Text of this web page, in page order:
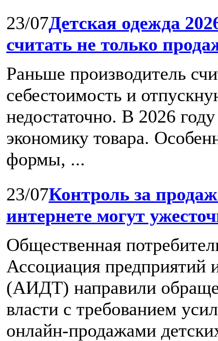
23/07Детская одежда
считать не только
Раньше производитель
себестоимость и
недостаточно. В 2026
экономику товара.
формы, ...
23/07Контроль за
интернете могут
Общественная
Ассоциация предприятий
(АИДТ) направили
власти с требованием
онлайн‑продажами